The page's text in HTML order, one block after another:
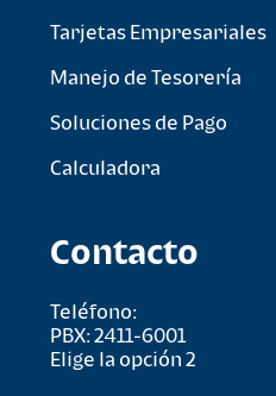
Tarjetas Empresariales
Manejo de Tesorería
Soluciones de Pago
Calculadora
Contacto
Teléfono:
PBX: 2411-6001
Elige la opción 2